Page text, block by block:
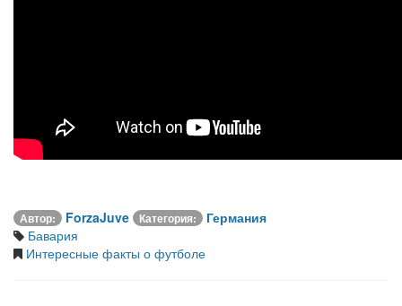
Автор: ForzaJuve Категория:
Германия
Бавария
Интересные факты о футболе